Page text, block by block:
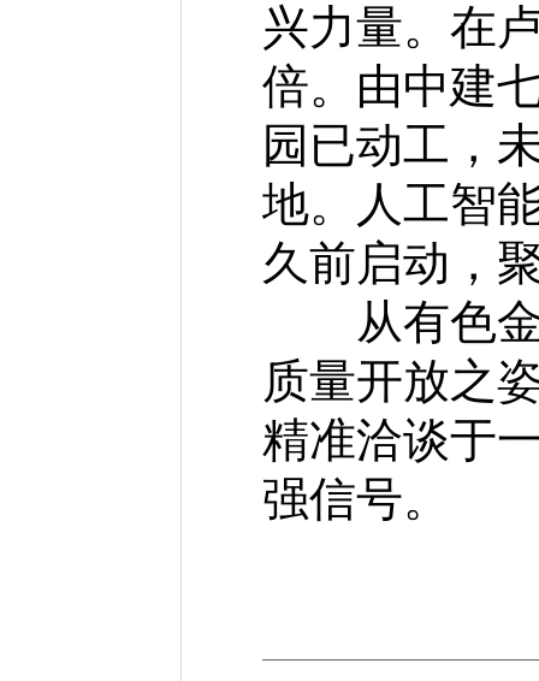
兴力量。在
倍。由中建
园已动工，
地。人工智
久前启动，
从有色金
质量开放之
精准洽谈于
强信号。